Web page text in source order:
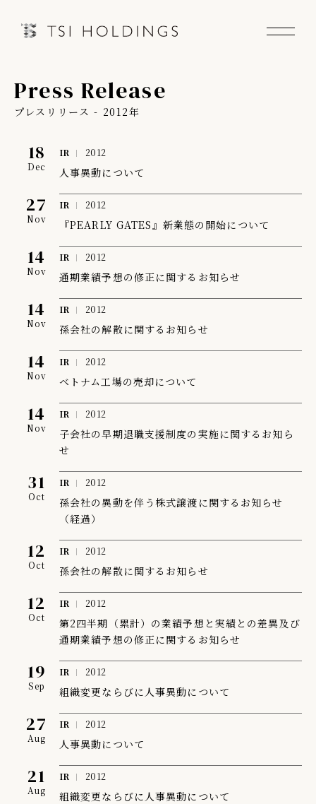
Information
Brand
Brand News
Our Purpose
Sustainability
会社情報
IR情報
TSIトピックス
採用情報
お問い合わせ
Press Release
プレスリリース - 2012年
18
Dec
IR 2012
人事異動について
27
Nov
IR 2012
『PEARLY GATES』新業態の開始について
14
Nov
IR 2012
通期業績予想の修正に関するお知らせ
14
Nov
IR 2012
孫会社の解散に関するお知らせ
14
Nov
IR 2012
ベトナム工場の売却について
14
Nov
IR 2012
子会社の早期退職支援制度の実施に関するお知ら
せ
31
Oct
IR 2012
孫会社の異動を伴う株式譲渡に関するお知らせ
（経過）
12
Oct
IR 2012
孫会社の解散に関するお知らせ
12
Oct
IR 2012
第2四半期（累計）の業績予想と実績との差異及び
通期業績予想の修正に関するお知らせ
19
Sep
IR 2012
組織変更ならびに人事異動について
27
Aug
IR 2012
人事異動について
21
Aug
IR 2012
組織変更ならびに人事異動について